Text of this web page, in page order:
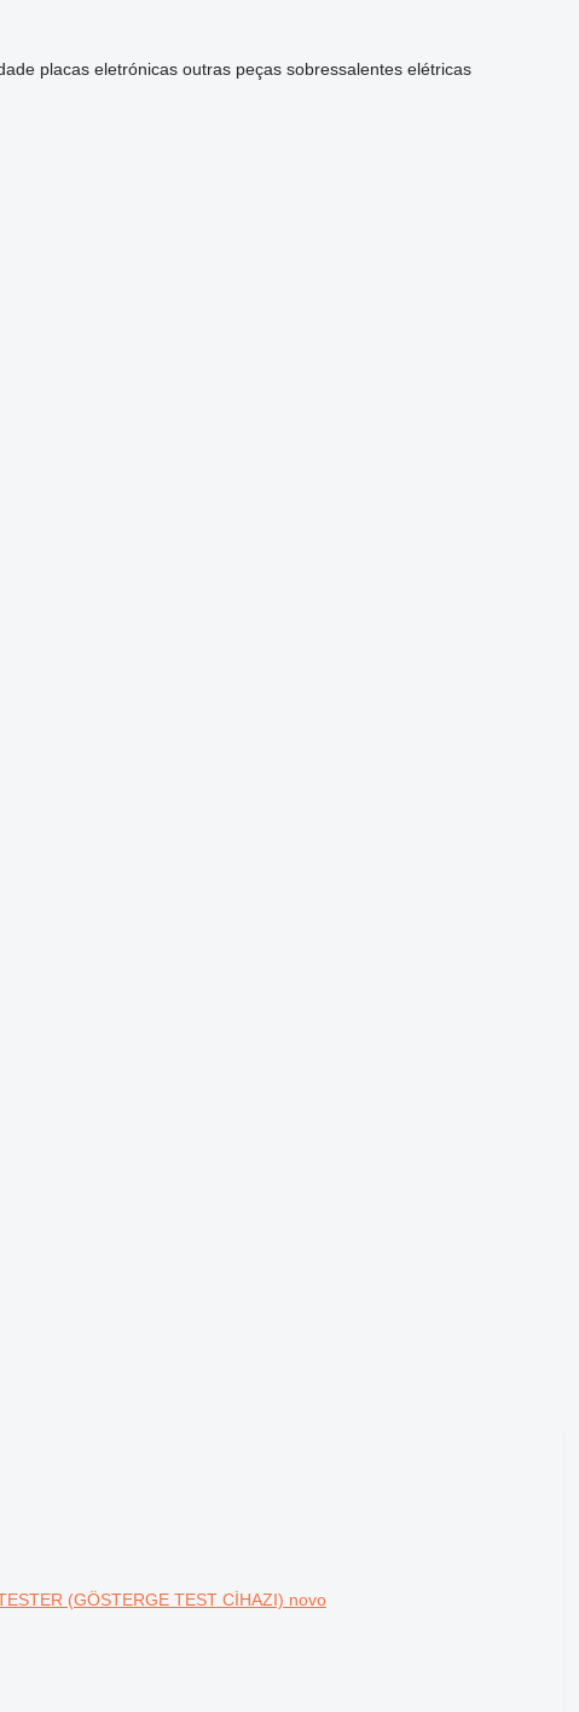
placas eletrónicas outras peças sobressalentes elétricas
(GÖSTERGE TEST CİHAZI) novo